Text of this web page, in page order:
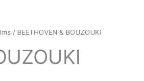
/ BEETHOVEN & BOUZOUKI